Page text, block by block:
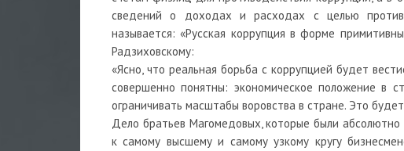
сведений о доходах и расходах с целью
называется: «Русская коррупция в форме
Радзиховскому:
«Ясно, что реальная борьба с коррупцией будет
совершенно понятны: экономическое положение в
ограничивать масштабы воровства в стране. Это
Дело братьев Магомедовых, которые были
к самому высшему и самому узкому кругу